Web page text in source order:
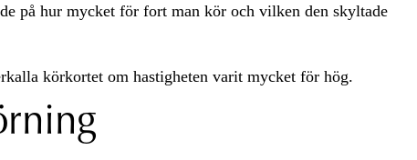
på hur mycket för fort man kör och vilken den skyltade
körkortet om hastigheten varit mycket för hög.